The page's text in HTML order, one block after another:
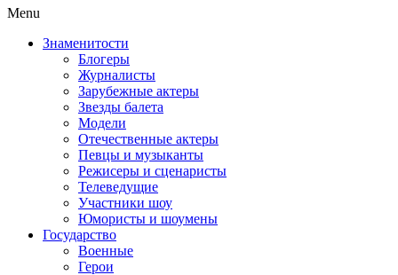
Menu
Знаменитости
Блогеры
Журналисты
Зарубежные актеры
Звезды балета
Модели
Отечественные актеры
Певцы и музыканты
Режисеры и сценаристы
Телеведущие
Участники шоу
Юмористы и шоумены
Государство
Военные
Герои